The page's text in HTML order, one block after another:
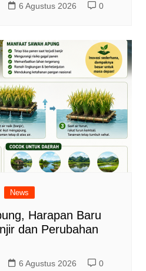
6 Agustus 2026 0
News
Harapan Baru
dan Perubahan
6 Agustus 2026 0